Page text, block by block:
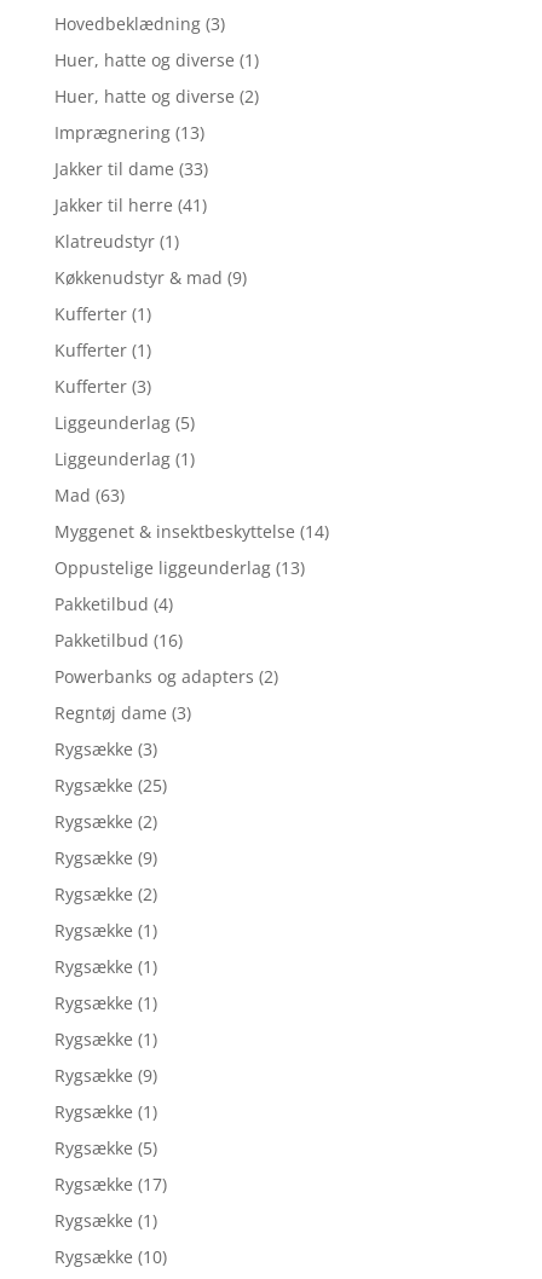
Hovedbeklædning (3)
Huer, hatte og diverse (1)
Huer, hatte og diverse (2)
Imprægnering (13)
Jakker til dame (33)
Jakker til herre (41)
Klatreudstyr (1)
Køkkenudstyr & mad (9)
Kufferter (1)
Kufferter (1)
Kufferter (3)
Liggeunderlag (5)
Liggeunderlag (1)
Mad (63)
Myggenet & insektbeskyttelse (14)
Oppustelige liggeunderlag (13)
Pakketilbud (4)
Pakketilbud (16)
Powerbanks og adapters (2)
Regntøj dame (3)
Rygsække (3)
Rygsække (25)
Rygsække (2)
Rygsække (9)
Rygsække (2)
Rygsække (1)
Rygsække (1)
Rygsække (1)
Rygsække (1)
Rygsække (9)
Rygsække (1)
Rygsække (5)
Rygsække (17)
Rygsække (1)
Rygsække (10)